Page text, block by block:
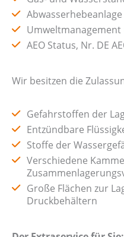
Abwasserhebeanlage
Umweltmanagement
AEO Status, Nr. DE
Wir besitzen die
Gefahrstoffen der
Entzündbare
Stoffe der
Verschiedene
Große Flächen zur
Druckbehältern